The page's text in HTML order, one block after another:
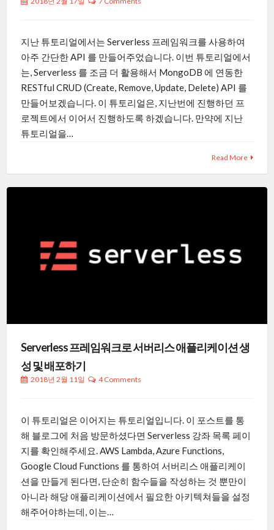
지난 튜토리얼에서는 Serverless 프레임워크를 사용하여
아주 간단한 API 를 만들어주었습니다. 이번 튜토리얼에서
는, Serverless 를 조금 더 활용해서 MongoDB 에 연동한
RESTful CRUD (Create, Remove, Update, Delete) API 를
만들어보겠습니다. 이 튜토리얼은, 지난번에 진행하던 프
로젝트에서 이어서 진행하도록 하겠습니다. 만약에 지난
튜토리얼을…
Read More
Serverless 프레임워크로 서버리스 애플리케이션 생
성 및 배포하기
2018년 2월 11일 4 Comments
이 튜토리얼은 이어지는 튜토리얼입니다. 이 포스트를 통
해 블로그에 처음 방문하셨다면 Serverless 강좌 목록 페이
지를 확인해주세요. AWS Lambda, Azure Functions,
Google Cloud Functions 를 통하여 서버리스 애플리케이
션을 만들게 된다면, 단순히 함수들을 작성하는 것 뿐만이
아니라 해당 애플리케이션에서 필요한 아키텍쳐들을 설정
해주어야하는데, 이는…